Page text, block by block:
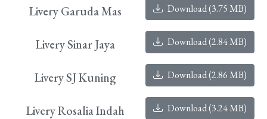
Livery Garuda Mas Download (3.75 MB)
Livery Sinar Jaya Download (2.84 MB)
Livery SJ Kuning Download (2.86 MB)
Livery Rosalia Indah Download (3.24 MB)